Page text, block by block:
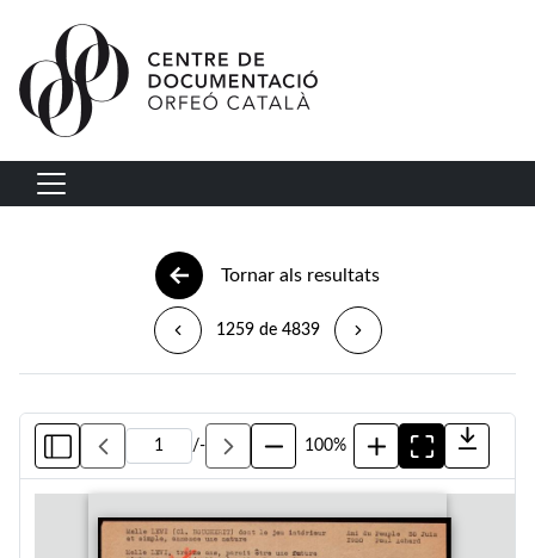
Vés al contingut
Navegació principal
Tornar als resultats
1259 de 4839
/- 100%